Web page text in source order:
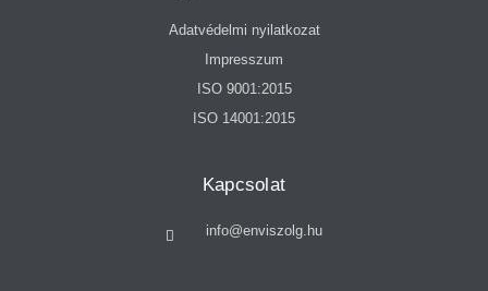
Adatvédelmi nyilatkozat
Impresszum
ISO 9001:2015
ISO 14001:2015
Kapcsolat
info@enviszolg.hu